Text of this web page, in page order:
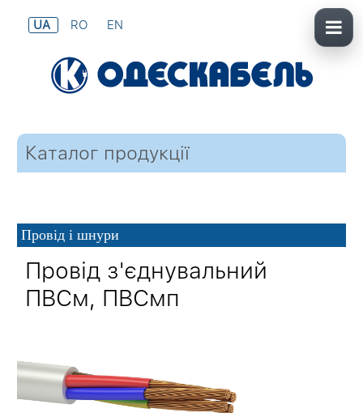
UA RO EN
Каталог продукції
Провід і шнури
Провід з'єднувальний
ПВСм, ПВСмп